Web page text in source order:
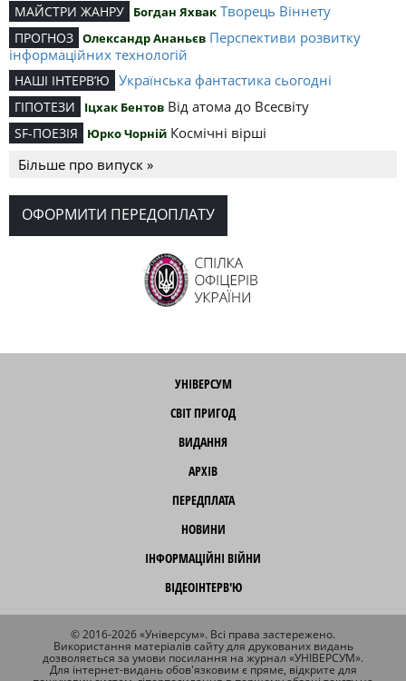
МАЙСТРИ ЖАНРУ Богдан Яхвак Творець Віннету
ПРОГНОЗ Олександр Ананьєв Перспективи розвитку
інформаційних технологій
НАШІ ІНТЕРВ’Ю Українська фантастика сьогодні
ГІПОТЕЗИ Іцхак Бентов Від атома до Всесвіту
SF-ПОЕЗІЯ Юрко Чорній Космічні вірші
Більше про випуск »
ОФОРМИТИ ПЕРЕДОПЛАТУ
УНІВЕРСУМ
СВІТ ПРИГОД
ВИДАННЯ
АРХІВ
ПЕРЕДПЛАТА
НОВИНИ
ІНФОРМАЦІЙНІ ВІЙНИ
ВІДЕОІНТЕРВ'Ю
© 2016-2026 «Універсум». Всі права застережено.
Використання матеріалів сайту для друкованих видань
дозволяється за умови посилання на журнал «УНІВЕРСУМ».
Для інтернет-видань обов'язковим є пряме, відкрите для